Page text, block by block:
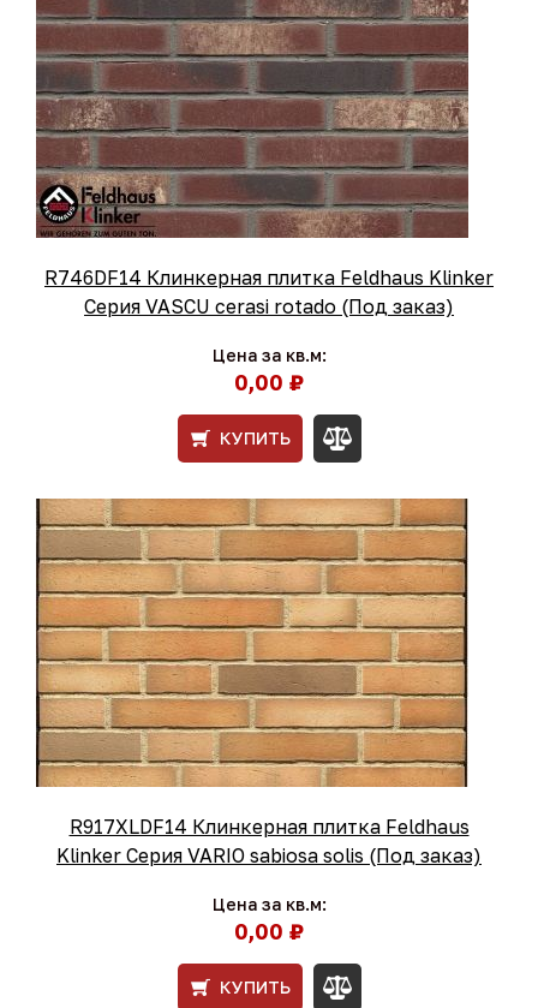
R746DF14 Клинкерная плитка Feldhaus Klinker
Серия VASCU cerasi rotado (Под заказ)
Цена за кв.м:
0,00 ₽
КУПИТЬ
R917XLDF14 Клинкерная плитка Feldhaus
Klinker Серия VARIO sabiosa solis (Под заказ)
Цена за кв.м:
0,00 ₽
КУПИТЬ